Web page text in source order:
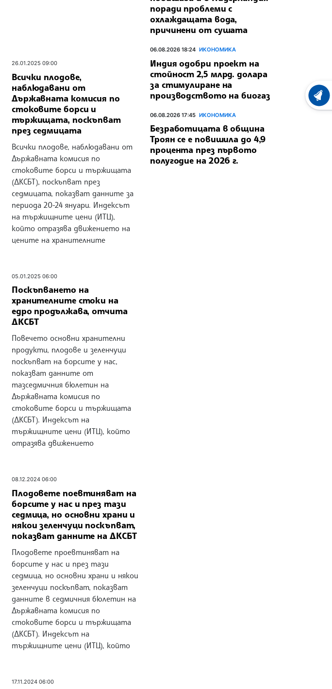
26.01.2025 09:00
Всички плодове,
наблюдавани от
Държавната комисия по
стоковите борси и
тържищата, поскъпват
през седмицата
Всички плодове, наблюдавани от
Държавната комисия по
стоковите борси и тържищата
(ДКСБТ), поскъпват през
седмицата, показват данните за
периода 20-24 януари. Индексът
на тържищните цени (ИТЦ),
който отразява движението на
цените на хранителните
05.01.2025 06:00
Поскъпването на
хранителните стоки на
едро продължава, отчита
ДКСБТ
Повечето основни хранителни
продукти, плодове и зеленчуци
поскъпват на борсите у нас,
показват данните от
тазседмичния бюлетин на
Държавната комисия по
стоковите борси и тържищата
(ДКСБТ). Индексът на
тържищните цени (ИТЦ), който
отразява движението
08.12.2024 06:00
Плодовете поевтиняват на
борсите у нас и през тази
седмица, но основни храни и
някои зеленчуци поскъпват,
показват данните на ДКСБТ
Плодовете проевтиняват на
борсите у нас и през тази
седмица, но основни храни и някои
зеленчуци поскъпват, показват
данните в седмичния бюлетин на
Държавната комисия по
стоковите борси и тържищата
(ДКСБТ). Индексът на
тържищните цени (ИТЦ), който
17.11.2024 06:00
поради проблеми с
охлаждащата вода,
причинени от сушата
06.08.2026 18:24 ИКОНОМИКА
Индия одобри проект на
стойност 2,5 млрд. долара
за стимулиране на
производството на биогаз
06.08.2026 17:45 ИКОНОМИКА
Безработицата в община
Троян се е повишила до 4,9
процента през първото
полугодие на 2026 г.